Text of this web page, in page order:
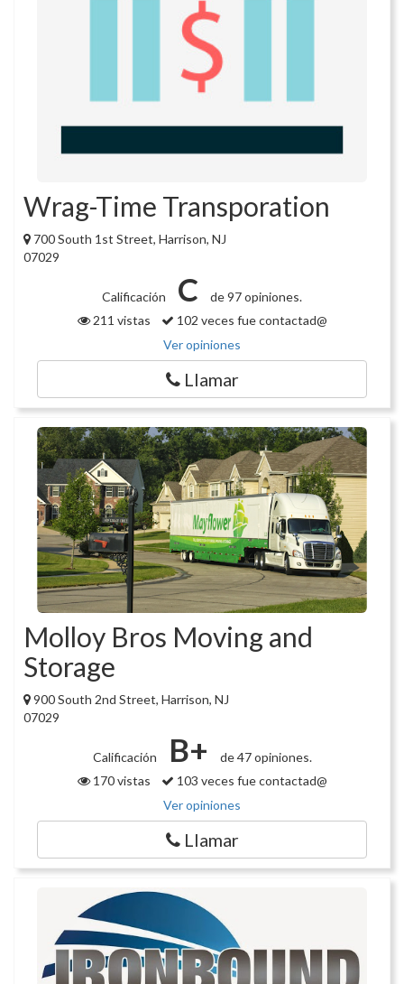
Wrag-Time Transporation
700 South 1st Street, Harrison, NJ
07029
Calificación C
de 97 opiniones.
211 vistas
102 veces fue contactad@
Ver opiniones
Llamar
Molloy Bros Moving and
Storage
900 South 2nd Street, Harrison, NJ
07029
Calificación B+
de 47 opiniones.
170 vistas
103 veces fue contactad@
Ver opiniones
Llamar